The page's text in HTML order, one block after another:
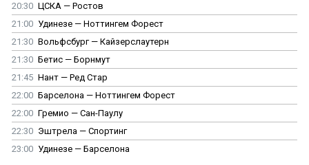
20:30 ЦСКА — Ростов
21:00 Удинезе — Ноттингем Форест
21:30 Вольфсбург — Кайзерслаутерн
21:30 Бетис — Борнмут
21:45 Нант — Ред Стар
22:00 Барселона — Ноттингем Форест
22:00 Гремио — Сан-Паулу
22:30 Эштрела — Спортинг
23:00 Удинезе — Барселона